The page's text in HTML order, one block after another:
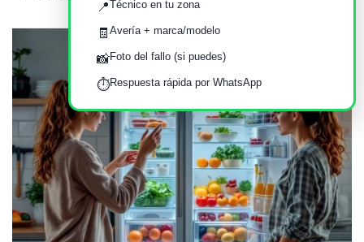
📍Técnico en tu zona
🧾 Avería + marca/modelo
📸Foto del fallo (si puedes)
⏱️Respuesta rápida por WhatsApp